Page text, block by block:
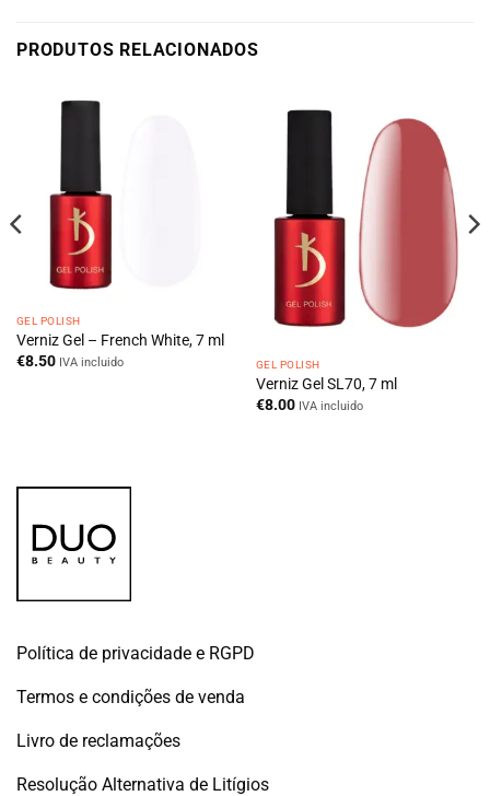
PRODUTOS RELACIONADOS
GEL POLISH
Verniz Gel – French White, 7 ml
€8.50 IVA incluido GEL POLISH
Verniz Gel SL70, 7 ml
€8.00 IVA incluido
Política de privacidade e RGPD
Termos e condições de venda
Livro de reclamações
Resolução Alternativa de Litígios